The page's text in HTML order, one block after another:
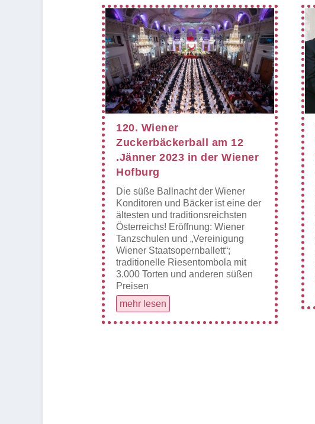
120. Wiener
Zuckerbäckerball am 12
.Jänner 2023 in der Wiener
Hofburg
Die süße Ballnacht der Wiener
Konditoren und Bäcker ist eine der
ältesten und traditionsreichsten
Österreichs! Eröffnung: Wiener
Tanzschulen und „Vereinigung
Wiener Staatsopernballett“;
traditionelle Riesentombola mit
3.000 Torten und anderen süßen
Preisen
mehr lesen